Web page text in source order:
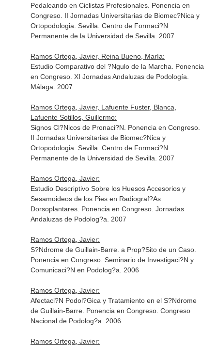
Pedaleando en Ciclistas Profesionales. Ponencia en
Congreso. II Jornadas Universitarias de Biomec?Nica y
Ortopodologia. Sevilla. Centro de Formaci?N
Permanente de la Universidad de Sevilla. 2007
Ramos Ortega, Javier, Reina Bueno, María:
Estudio Comparativo del ?Ngulo de la Marcha. Ponencia
en Congreso. XI Jornadas Andaluzas de Podología.
Málaga. 2007
Ramos Ortega, Javier, Lafuente Fuster, Blanca,
Lafuente Sotillos, Guillermo:
Signos Cl?Nicos de Pronaci?N. Ponencia en Congreso.
II Jornadas Universitarias de Biomec?Nica y
Ortopodologia. Sevilla. Centro de Formaci?N
Permanente de la Universidad de Sevilla. 2007
Ramos Ortega, Javier:
Estudio Descriptivo Sobre los Huesos Accesorios y
Sesamoideos de los Pies en Radiograf?As
Dorsoplantares. Ponencia en Congreso. Jornadas
Andaluzas de Podolog?a. 2007
Ramos Ortega, Javier:
S?Ndrome de Guillain-Barre. a Prop?Sito de un Caso.
Ponencia en Congreso. Seminario de Investigaci?N y
Comunicaci?N en Podolog?a. 2006
Ramos Ortega, Javier:
Afectaci?N Podol?Gica y Tratamiento en el S?Ndrome
de Guillain-Barre. Ponencia en Congreso. Congreso
Nacional de Podolog?a. 2006
Ramos Ortega, Javier: